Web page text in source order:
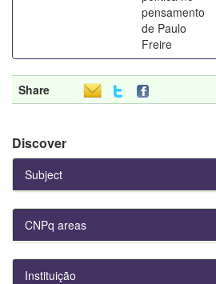
pensamento
de Paulo
Freire
Share
Discover
Subject
CNPq areas
Instituição